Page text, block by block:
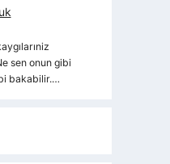
sen onun gibi
bakabilir.…